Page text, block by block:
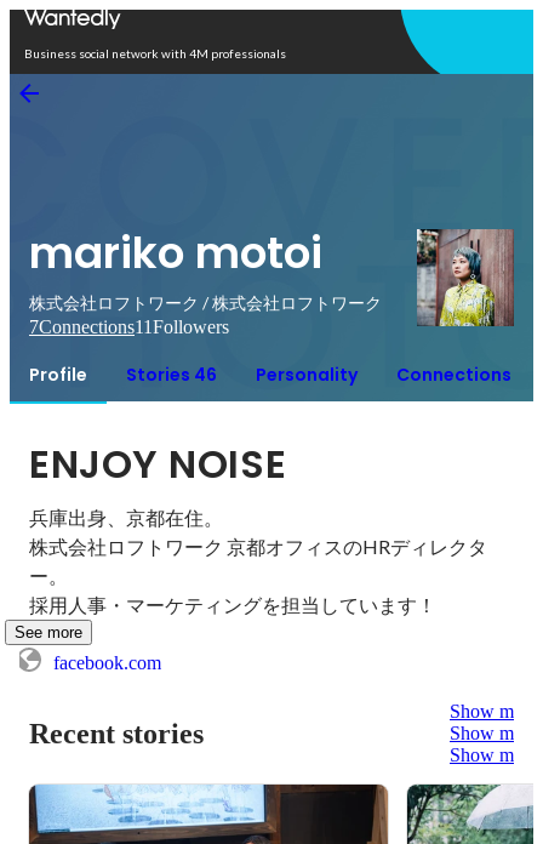
Business social network with 4M professionals
mariko motoi
株式会社ロフトワーク / 株式会社ロフトワーク
7Connections11Followers
Profile Stories 46 Personality Connections
ENJOY NOISE
兵庫出身、京都在住。
株式会社ロフトワーク 京都オフィスのHRディレクタ
ー。
採用人事・マーケティングを担当しています！
See more
facebook.com
Recent stories
Show more
Show more
Show more